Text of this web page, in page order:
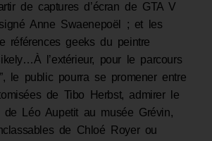
de captures d’écran de GTA V
Anne Swaenepoël ; et les
références geeks du peintre
l’extérieur, pour le parcours
le public pourra se promener entre
de Tibo Herbst, admirer le
de Léo Aupetit au musée Grévin,
de Chloé Royer ou